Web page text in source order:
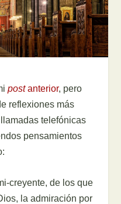
postanterior, pero
reflexiones más
telefónicas
pensamientos
creyente, de los que
la admiración por